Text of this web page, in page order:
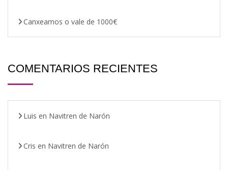
Canxeamos o vale de 1000€
COMENTARIOS RECIENTES
Luis en Navitren de Narón
Cris en Navitren de Narón